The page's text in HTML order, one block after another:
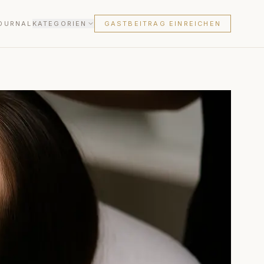
KATEGORIEN GASTBEITRAG EINREICHEN